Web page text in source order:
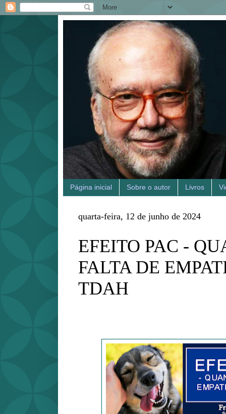
Página inicial Sobre o autor Livros
quarta-feira, 12 de junho de 2024
EFEITO PAC -
FALTA DE
TDAH